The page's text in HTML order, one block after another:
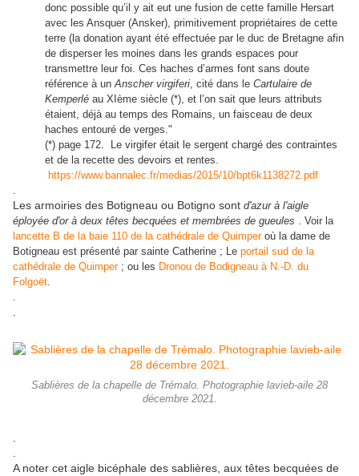
donc possible qu’il y ait eut une fusion de cette famille Hersart
avec les Ansquer (Ansker), primitivement propriétaires de cette
terre (la donation ayant été effectuée par le duc de Bretagne afin
de disperser les moines dans les grands espaces pour
transmettre leur foi. Ces haches d’armes font sans doute
référence à unAnscher virgiferi, cité dans le Cartulaire de
Kemperlé au XIème siècle (*), et l’on sait que leurs attributs
étaient, déjà au temps des Romains, un faisceau de deux
haches entouré de verges."
(*) page 172. Le virgifer était le sergent chargé des contraintes
et de la recette des devoirs et rentes.
https://www.bannalec.fr/medias/2015/10/bpt6k1138272.pdf
Les armoiries des Botigneau ou Botigno sont d'azur à l'aigle
éployée d'or à deux têtes becquées et membrées de gueules . Voir la
lancette B de la baie 110 de la cathédrale de Quimper où la dame de
Botigneau est présenté par sainte Catherine ; Le portail sud de la
cathédrale de Quimper; ou les Dronou de Bodigneau à N.-D. du
Folgoët.
.
Sablières de la chapelle de Trémalo. Photographie lavieb-aile 28
décembre 2021.
A noter cet aigle bicéphale des sablières, aux têtes becquées de